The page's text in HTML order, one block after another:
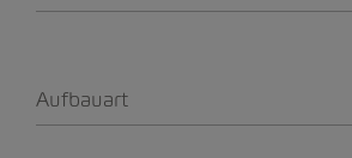
Aufbauart